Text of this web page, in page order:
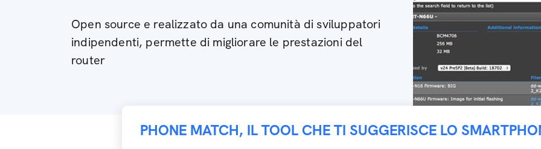
Open source e realizzato da una comunità di sviluppatori
indipendenti, permette di migliorare le prestazioni del
router
PHONE MATCH, IL TOOL CHE TI SUGGERISCE LO